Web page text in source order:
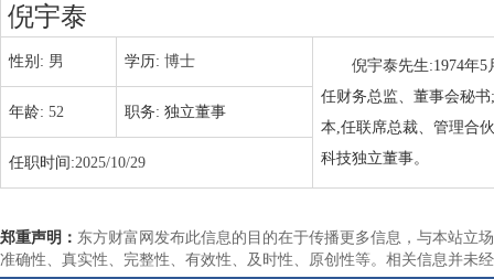
倪宇泰
性别: 男 学历: 博士
倪宇泰先生:1974年
任财务总监、董事会秘
本,任联席总裁、管理合
科技独立董事。
年龄: 52 职务: 独立董事
任职时间:2025/10/29
郑重声明： 东方财富网发布此信息的目的在于传播更多信息，与本站立
准确性、真实性、完整性、有效性、及时性、原创性等。相关信息并未